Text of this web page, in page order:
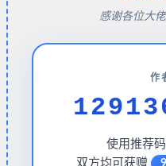
感谢各位大
作
使用推荐
双方均可获赠